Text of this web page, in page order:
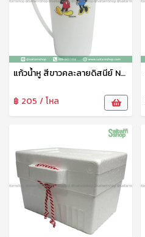
แก้วน้ำหู สีขาวคละลายดิสนีย์ No.09-02-DN เบสกลาส
฿ 205 / โหล